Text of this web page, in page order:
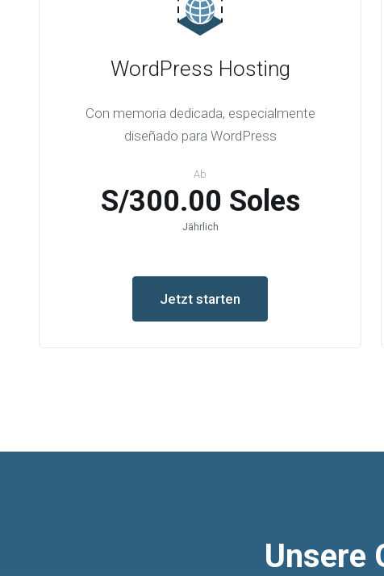
WordPress Hosting
Con memoria dedicada, especialmente
diseñado para WordPress
Ab
S/300.00 Soles
Jährlich
Jetzt starten
Unsere